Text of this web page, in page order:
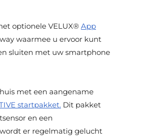
optionele VELUX® App
waarmee u ervoor kunt
sluiten met uw smartphone
met een aangename
startpakket. Dit pakket
en een
er regelmatig gelucht